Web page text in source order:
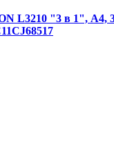
L3210 "3 в 1", А4,